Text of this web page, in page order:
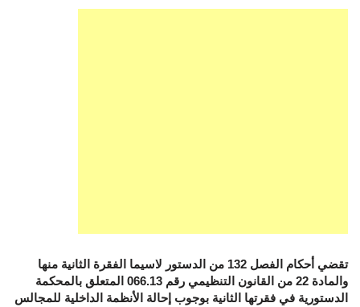
تقضي أحكام الفصل 132 من الدستور لاسيما الفقرة الثانية منها
والمادة 22 من القانون التنظيمي رقم 066.13 المتعلق بالمحكمة
الدستورية في فقرتها الثانية بوجوب إحالة الأنظمة الداخلية للمجالس